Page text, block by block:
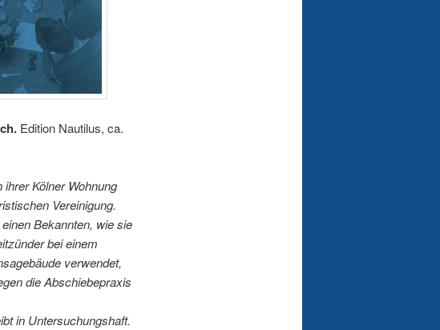
Edition Nautilus, ca.
Kölner Wohnung
Vereinigung.
Bekannten, wie sie
bei einem
verwendet,
die Abschiebepraxis
in Untersuchungshaft.